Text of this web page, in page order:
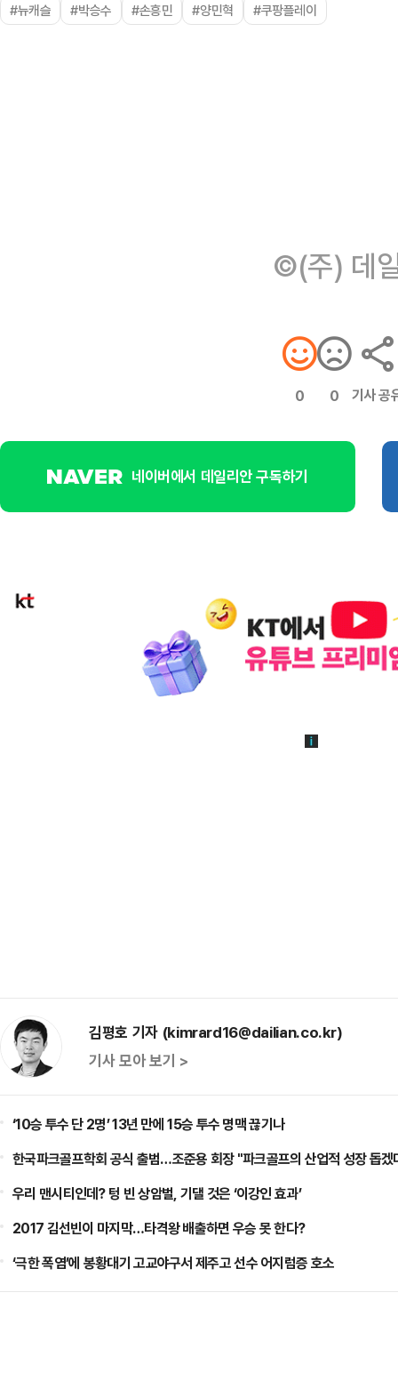
#뉴캐슬 #박승수 #손흥민 #양민혁 #쿠팡플레이
©(주) 데
0 0 기사 공
네이버에서 데일리안 구독하기
김평호 기자 (kimrard16@dailian.co.kr)
기사 모아 보기 >
‘10승 투수 단 2명’ 13년 만에 15승 투수 명맥 끊기나
한국파크골프학회 공식 출범…조준용 회장 "파크골프의 산업적 성장 돕겠
우리 맨시티인데? 텅 빈 상암벌, 기댈 것은 ‘이강인 효과’
2017 김선빈이 마지막…타격왕 배출하면 우승 못 한다?
‘극한 폭염’에 봉황대기 고교야구서 제주고 선수 어지럼증 호소